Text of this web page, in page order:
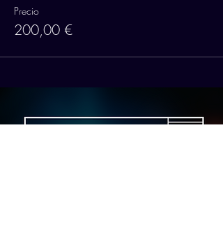
Precio
200,00 €